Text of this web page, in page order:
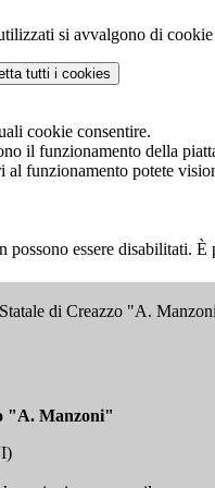
si avvalgono di
tutti i cookies
cookie consentire.
il funzionamento della
al funzionamento potete
essere disabilitati.
di Creazzo "A.
"A. Manzoni"